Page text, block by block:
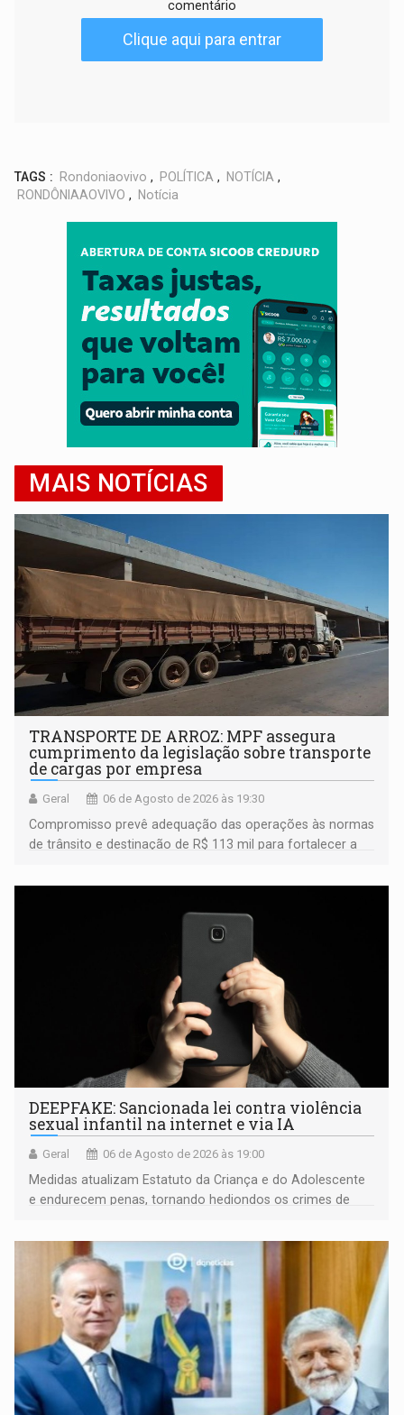
comentário
Clique aqui para entrar
TAGS : Rondoniaovivo , POLÍTICA , NOTÍCIA ,
RONDÔNIAAOVIVO , Notícia
MAIS NOTÍCIAS
TRANSPORTE DE ARROZ: MPF assegura
cumprimento da legislação sobre transporte
de cargas por empresa
Geral 06 de Agosto de 2026 às 19:30
Compromisso prevê adequação das operações às normas
de trânsito e destinação de R$ 113 mil para fortalecer a
DEEPFAKE: Sancionada lei contra violência
sexual infantil na internet e via IA
Geral 06 de Agosto de 2026 às 19:00
Medidas atualizam Estatuto da Criança e do Adolescente
e endurecem penas, tornando hediondos os crimes de